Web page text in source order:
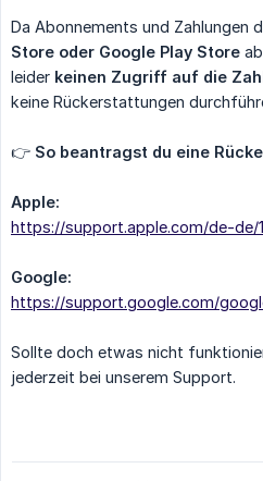
Da Abonnements und Zahlungen
Store oder Google Play Store
leider keinen Zugriff auf die
keine Rückerstattungen
👉 So beantragst du eine
Apple:
https://support.apple.com/de-de/
Google:
https://support.google.com/
Sollte doch etwas nicht
jederzeit bei unserem Support.